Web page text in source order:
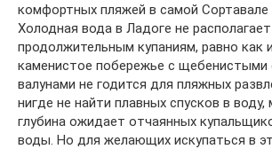
комфортных пляжей в самой Сортавале
Холодная вода в Ладоге не
продолжительным купаниям, равно как
каменистое побережье с щебенистыми
валунами не годится для пляжных
нигде не найти плавных спусков в
глубина ожидает отчаянных
воды. Но для желающих искупаться в